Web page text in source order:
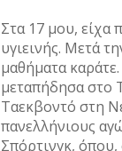
Στα 17 μου, είχα
υγιεινής. Μετά
μαθήματα
μεταπήδησα στο
Ταεκβοντό στη
πανελλήνιους
Σπόρτινγκ,